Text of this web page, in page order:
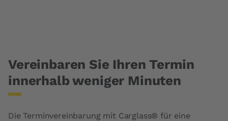
Vereinbaren Sie Ihren Termin
innerhalb weniger Minuten
Die Terminvereinbarung mit Carglass® für eine